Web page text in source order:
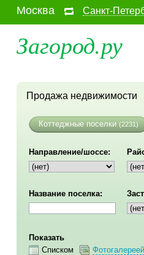
Москва Санкт-
Загород.ру
Продажа недвижимости
Коттеджные поселки (2231)
Направление/шоссе:
Название поселка:
Показать
Списком
Фотогалереей